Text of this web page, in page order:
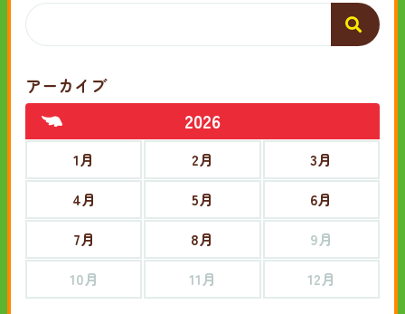
アーカイブ
2026
1月 2月
3月
4月
5月
6月
7月
8月
9月
10月
11月 12月